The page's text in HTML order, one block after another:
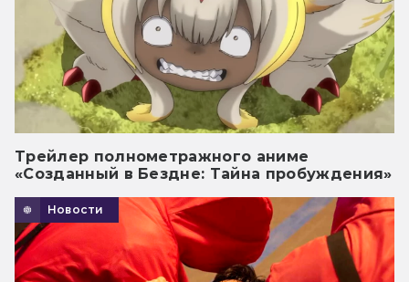
Трейлер полнометражного аниме
«Созданный в Бездне: Тайна пробуждения»
Новости